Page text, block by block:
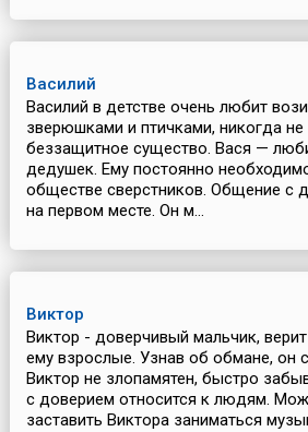
Василий
Василий в детстве очень любит
зверюшками и птичками, никогда
беззащитное существо. Вася —
дедушек. Ему постоянно
обществе сверстников. Общение с
на первом месте. Он м...
Виктор
Виктор - доверчивый мальчик,
ему взрослые. Узнав об обмане, он
Виктор не злопамятен, быстро
с доверием относится к людям.
заставить Виктора заниматься